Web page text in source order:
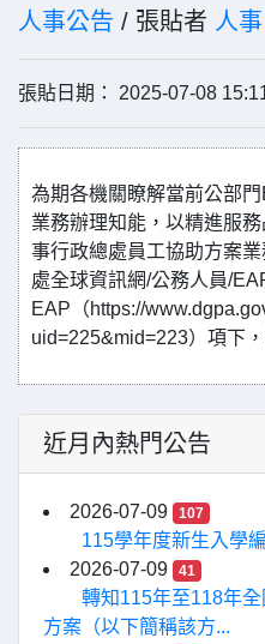
人事公告 / 張貼者 人事
張貼日期： 2025-07-08
為期各機關瞭解當前公部
業務辦理知能，以精進服
事行政總處員工協助方案
處全球資訊網/公務人員/
EAP（https://
uid=225&mid=223）項下
近月內熱門公告
2026-07-09 107
115學年度新生入學
2026-07-09
41
轉知115年至118年
方案（以下簡稱該方...